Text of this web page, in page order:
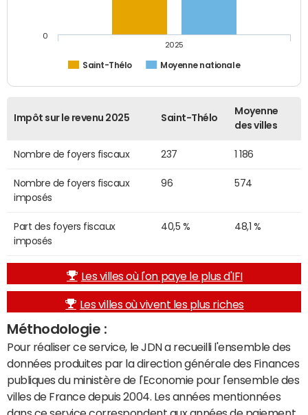
Saint-Thélo Moyenne nationale
2025
0
Impôt sur le revenu 2025 Saint-Thélo
Moyenne
des villes
Nombre de foyers fiscaux 237 1 186
Nombre de foyers fiscaux
imposés
96 574
Part des foyers fiscaux
imposés
40,5 % 48,1 %
Les villes où l'on paye le plus d'IFI
Les villes où vivent les plus riches
Méthodologie :
Pour réaliser ce service, le JDN a recueilli l'ensemble des
données produites par la direction générale des Finances
publiques du ministère de l'Economie pour l'ensemble des
villes de France depuis 2004. Les années mentionnées